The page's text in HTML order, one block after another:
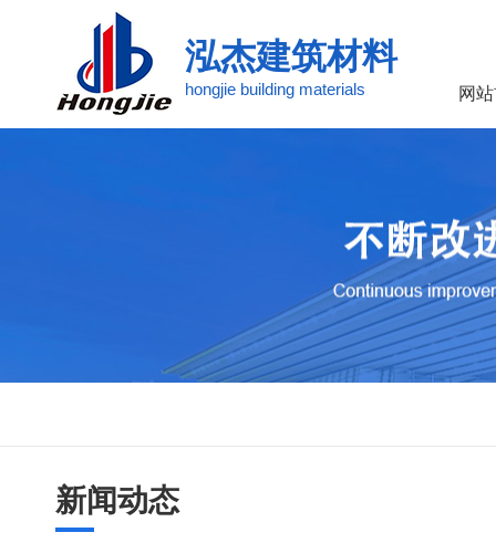
泓杰建筑材料
hongjie building materials 网
新闻动态